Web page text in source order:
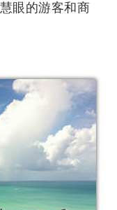
眼的游客和商